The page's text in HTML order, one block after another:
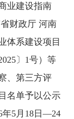
业建设指南
财政厅 河南
体系建设项目
〕1号）等
、第三方评
名单予以公示
年5月18日—24